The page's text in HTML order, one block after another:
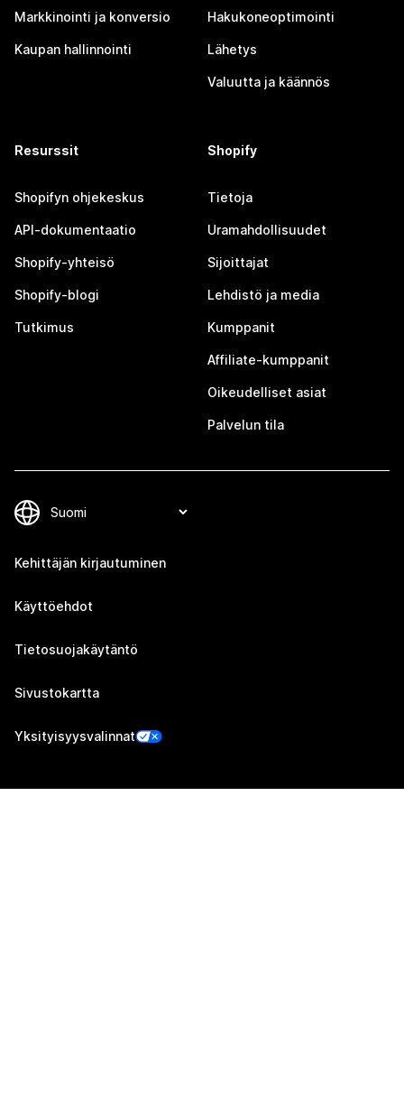
Markkinointi ja konversio
Kaupan hallinnointi
Hakukoneoptimointi
Lähetys
Valuutta ja käännös
Resurssit
Shopifyn ohjekeskus
API-dokumentaatio
Shopify-yhteisö
Shopify-blogi
Tutkimus
Shopify
Tietoja
Uramahdollisuudet
Sijoittajat
Lehdistö ja media
Kumppanit
Affiliate-kumppanit
Oikeudelliset asiat
Palvelun tila
Kehittäjän kirjautuminen
Käyttöehdot
Tietosuojakäytäntö
Sivustokartta
Yksityisyysvalinnat